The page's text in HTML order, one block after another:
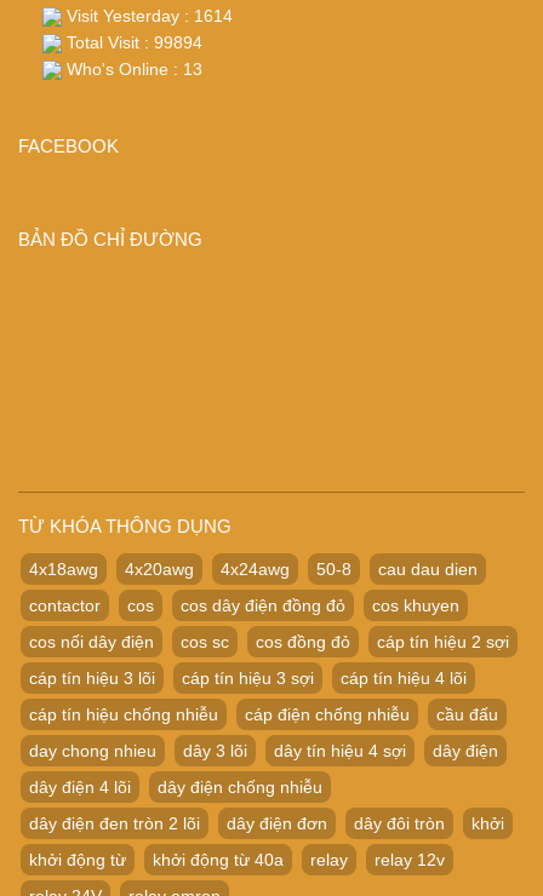
Visit Yesterday : 1614
Total Visit : 99894
Who's Online : 13
FACEBOOK
BẢN ĐỒ CHỈ ĐƯỜNG
TỪ KHÓA THÔNG DỤNG
4x18awg 4x20awg 4x24awg 50-8
cau dau dien
contactor
cos cos dây điện đồng đỏ
cos khuyen
cos nối dây điện
cos sc cos đồng đỏ
cáp tín hiệu 2 sợi
cáp tín hiệu 3 lõi
cáp tín hiệu 3 sợi
cáp tín hiệu 4 lõi
cáp tín hiệu chống nhiễu
cáp điện chống nhiễu
cầu đấu
day chong nhieu
dây 3 lõi dây tín hiệu 4 sợi
dây điện
dây điện 4 lõi
dây điện chống nhiễu
dây điện đen tròn 2 lõi
dây điện đơn dây đôi tròn
khởi
khởi động từ
khởi động từ 40a relay
relay 12v